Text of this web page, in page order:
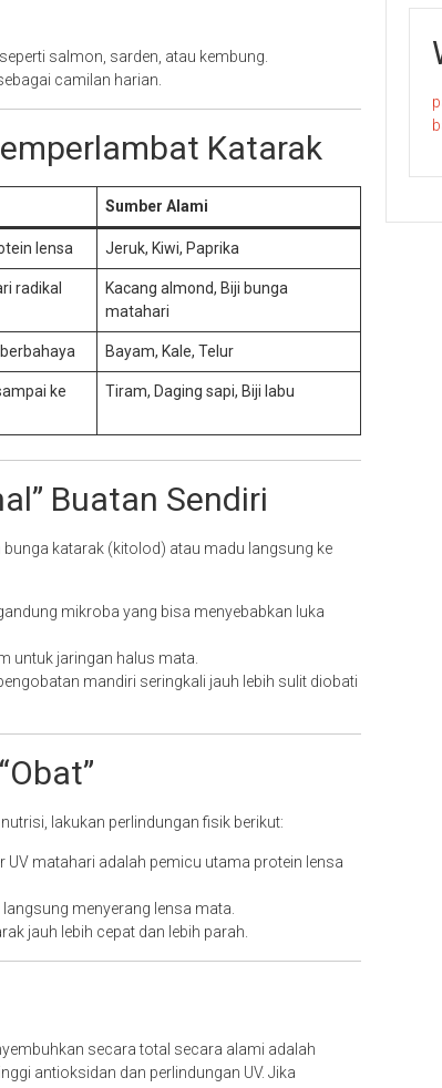
salmon, sarden, atau kembung.
camilan harian.
Katarak
Sumber Alami
lensa Jeruk, Kiwi, Paprika
radikal
Kacang almond, Biji bunga
matahari
Bayam, Kale, Telur
ke
Tiram, Daging sapi, Biji labu
Buatan Sendiri
katarak (kitolod) atau madu langsung ke
mikroba yang bisa menyebabkan luka
untuk jaringan halus mata.
mandiri seringkali jauh lebih sulit diobati
lakukan perlindungan fisik berikut:
UV matahari adalah pemicu utama protein lensa
menyerang lensa mata.
jauh lebih cepat dan lebih parah.
secara total secara alami adalah
antioksidan dan perlindungan UV. Jika